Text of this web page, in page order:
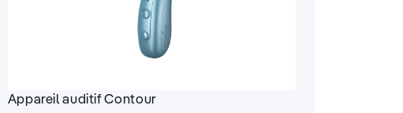
Appareil auditifContour